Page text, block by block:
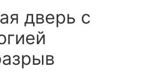
дверь с